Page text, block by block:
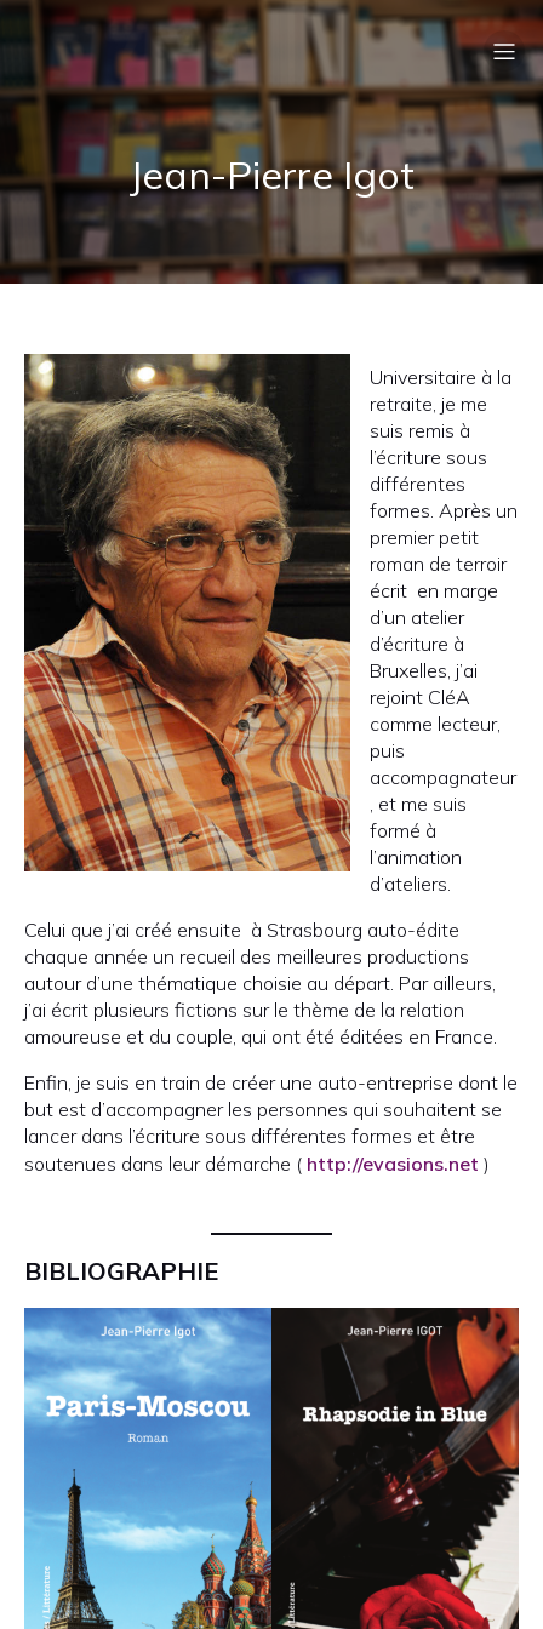
Jean-Pierre Igot
Universitaire à la
retraite, je me
suis remis à
l’écriture sous
différentes
formes. Après un
premier petit
roman de terroir
écrit en marge
d’un atelier
d’écriture à
Bruxelles, j’ai
rejoint CléA
comme lecteur,
puis
accompagnateur
, et me suis
formé à
l’animation
d’ateliers.
Celui que j’ai créé ensuite à Strasbourg auto-édite
chaque année un recueil des meilleures productions
autour d’une thématique choisie au départ. Par ailleurs,
j’ai écrit plusieurs fictions sur le thème de la relation
amoureuse et du couple, qui ont été éditées en France.
Enfin, je suis en train de créer une auto-entreprise dont le
but est d’accompagner les personnes qui souhaitent se
lancer dans l’écriture sous différentes formes et être
soutenues dans leur démarche ( http://evasions.net )
BIBLIOGRAPHIE